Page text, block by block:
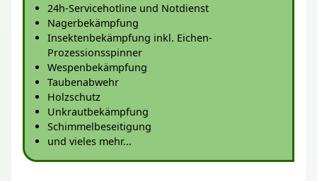
24h-Servicehotline und Notdienst
Nagerbekämpfung
Insektenbekämpfung inkl. Eichen-
Prozessionsspinner
Wespenbekämpfung
Taubenabwehr
Holzschutz
Unkrautbekämpfung
Schimmelbeseitigung
und vieles mehr...